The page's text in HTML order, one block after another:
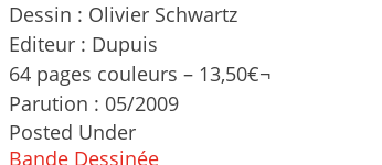
Dessin : Olivier Schwartz
Editeur : Dupuis
64 pages couleurs – 13,50€¬
Parution : 05/2009
Posted Under
Bande Dessinée